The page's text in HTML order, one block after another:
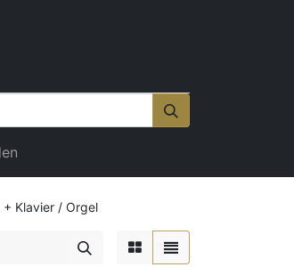
Klavier / Orgel